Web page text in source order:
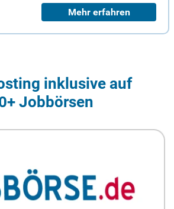
Mehr erfahren
inklusive auf
Jobbörsen